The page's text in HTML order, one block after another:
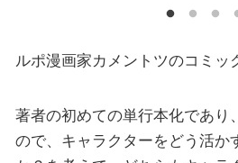
ルポ漫画家カメントツのコミッ
著者の初めての単行本化であり
ので、キャラクターをどう活か